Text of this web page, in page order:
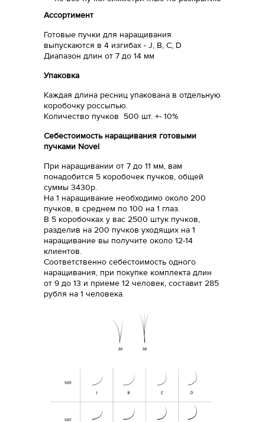
Ассортимент
Готовые пучки для наращивания
выпускаются в 4 изгибах - J, B, C, D
Диапазон длин от 7 до 14 мм
Упаковка
Каждая длина ресниц упакована в отдельную
коробочку россыпью.
Количество пучков 500 шт. +- 10%
Себестоимость наращивания готовыми
пучками Novel
При наращивании от 7 до 11 мм, вам
понадобится 5 коробочек пучков, общей
суммы 3430р.
На 1 наращивание необходимо около 200
пучков, в среднем по 100 на 1 глаз.
В 5 коробочках у вас 2500 штук пучков,
разделив на 200 пучков уходящих на 1
наращивание вы получите около 12-14
клиентов.
Соответственно себестоимость одного
наращивания, при покупке комплекта длин
от 9 до 13 и приеме 12 человек, составит 285
рубля на 1 человека.